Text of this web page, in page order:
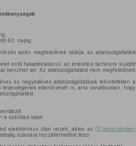
60. napig
során megfelelőnek találja, az adatszolgáltatást
erről haladéktalanul, az értesítési tárhelyre küldött
kerülhet sor. Az adatszolgáltatást nem megfelelőnek
és negyedéves adatszolgáltatások tekintetében a
ellenőrzését is, arra vonatkozóan, hogy
a szállítási lapot
elektronikus úton vezeti, akkor az (1) bekezdésben
számára hozzáférhetővé teszi.